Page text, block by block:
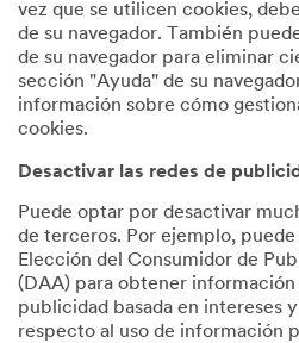
vez que se utilicen cookies,
de su navegador. También
de su navegador para eliminar
sección "Ayuda" de su
información sobre cómo
cookies.
Desactivar las redes de
Puede optar por desactivar
de terceros. Por ejemplo, puede
Elección del Consumidor de
(DAA) para obtener
publicidad basada en intereses
respecto al uso de información